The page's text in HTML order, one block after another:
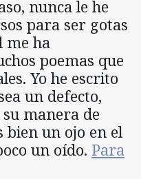
nunca le he
para ser gotas
me ha
poemas que
Yo he escrito
un defecto,
manera de
bien un ojo en el
un oído. Para